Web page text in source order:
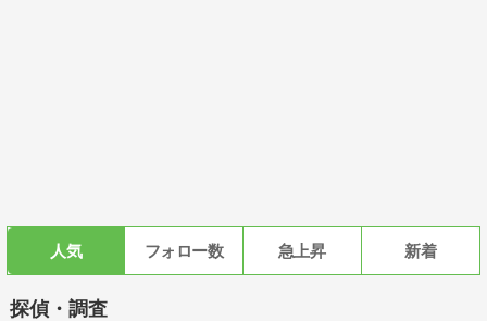
人気 フォロー数 急上昇 新着
探偵・調査